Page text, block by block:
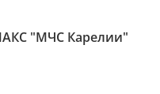
"МЧС Карелии"